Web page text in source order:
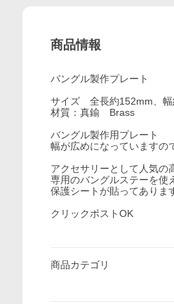
商品情報
バングル製作プレート
サイズ 全長約152mm、幅
材質：真鍮 Brass
バングル製作用プレート
幅が広めになっていますの
アクセサリーとして人気の
専用のバングルステーを使
保護シートが貼ってありま
クリックポストOK
商品カテゴリ